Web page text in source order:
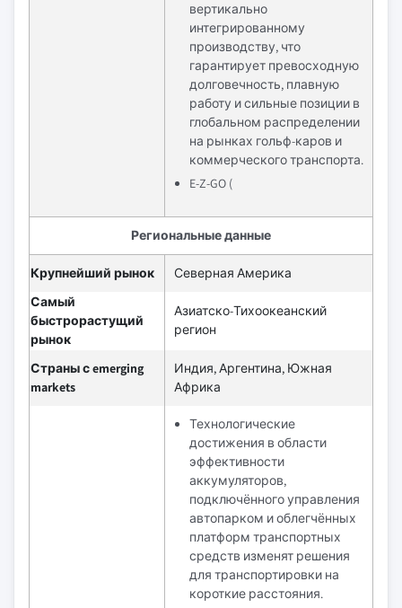
вертикально
интегрированному
производству, что
гарантирует превосходную
долговечность, плавную
работу и сильные позиции в
глобальном распределении
на рынках гольф-каров и
коммерческого транспорта.
E-Z-GO (
Региональные данные
Крупнейший рынок
Северная Америка
Самый
быстрорастущий
рынок
Азиатско-Тихоокеанский
регион
Страны с emerging
markets
Индия, Аргентина, Южная
Африка
Технологические
достижения в области
эффективности
аккумуляторов,
подключённого управления
автопарком и облегчённых
платформ транспортных
средств изменят решения
для транспортировки на
короткие расстояния.